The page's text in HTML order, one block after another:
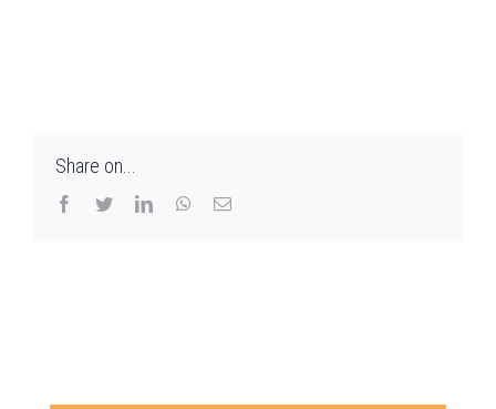
Share on...
Facebook
TwitterLinkedInWhatsApp
Email